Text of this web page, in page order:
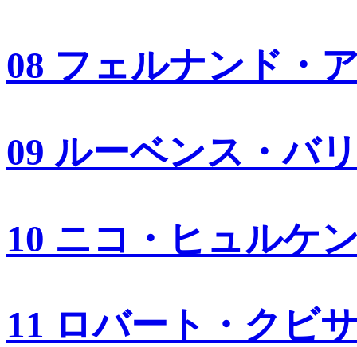
08 フェルナンド・
09 ルーベンス・バ
10 ニコ・ヒュルケ
11 ロバート・クビ